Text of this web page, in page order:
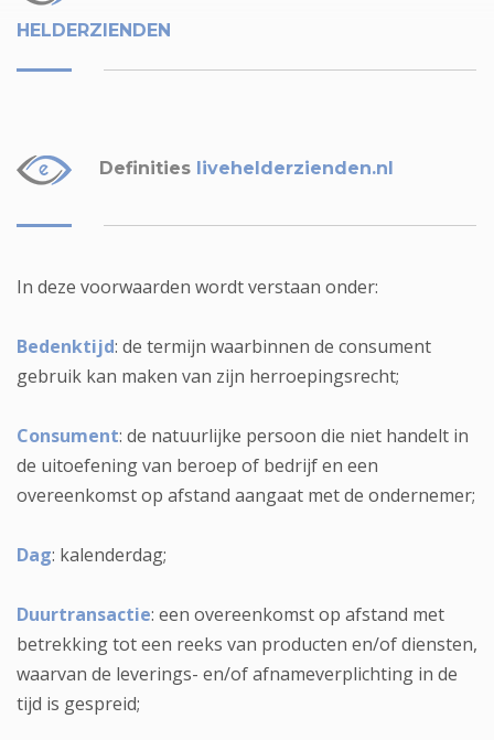
HELDERZIENDEN
Definities livehelderzienden.nl
In deze voorwaarden wordt verstaan onder:
Bedenktijd: de termijn waarbinnen de consument
gebruik kan maken van zijn herroepingsrecht;
Consument: de natuurlijke persoon die niet handelt in
de uitoefening van beroep of bedrijf en een
overeenkomst op afstand aangaat met de ondernemer;
Dag: kalenderdag;
Duurtransactie: een overeenkomst op afstand met
betrekking tot een reeks van producten en/of diensten,
waarvan de leverings- en/of afnameverplichting in de
tijd is gespreid;